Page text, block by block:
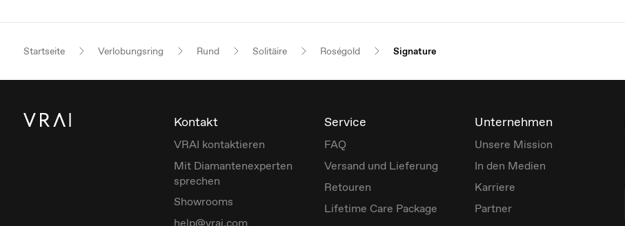
Startseite Verlobungsring Rund Solitäire Roségold Signature
Kontakt
VRAI kontaktieren
Mit Diamantenexperten
sprechen
Showrooms
help@vrai.com
Service
FAQ
Versand und Lieferung
Retouren
Lifetime Care Package
Unternehmen
Unsere Mission
In den Medien
Karriere
Partner